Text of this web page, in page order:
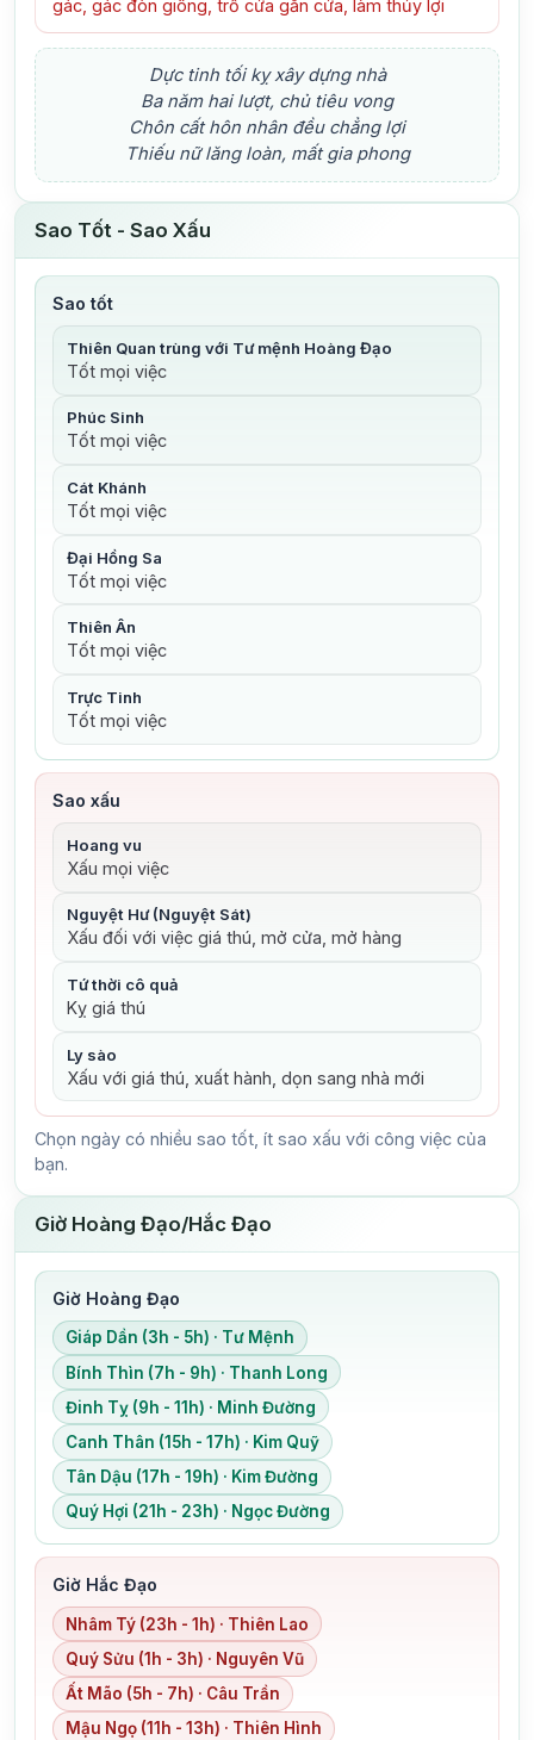
gác, gác đòn giông, trổ cửa gắn cửa, làm thủy lợi
Dực tinh tối kỵ xây dựng nhà
Ba năm hai lượt, chủ tiêu vong
Chôn cất hôn nhân đều chẳng lợi
Thiếu nữ lăng loàn, mất gia phong
Sao Tốt - Sao Xấu
Sao tốt
Thiên Quan trùng với Tư mệnh Hoàng Đạo
Tốt mọi việc
Phúc Sinh
Tốt mọi việc
Cát Khánh
Tốt mọi việc
Đại Hồng Sa
Tốt mọi việc
Thiên Ân
Tốt mọi việc
Trực Tinh
Tốt mọi việc
Sao xấu
Hoang vu
Xấu mọi việc
Nguyệt Hư (Nguyệt Sát)
Xấu đối với việc giá thú, mở cửa, mở hàng
Tứ thời cô quả
Kỵ giá thú
Ly sào
Xấu với giá thú, xuất hành, dọn sang nhà mới
Chọn ngày có nhiều sao tốt, ít sao xấu với công việc của
bạn.
Giờ Hoàng Đạo/Hắc Đạo
Giờ Hoàng Đạo
Giáp Dần (3h - 5h) · Tư Mệnh
Bính Thìn (7h - 9h) · Thanh Long
Đinh Tỵ (9h - 11h) · Minh Đường
Canh Thân (15h - 17h) · Kim Quỹ
Tân Dậu (17h - 19h) · Kim Đường
Quý Hợi (21h - 23h) · Ngọc Đường
Giờ Hắc Đạo
Nhâm Tý (23h - 1h) · Thiên Lao
Quý Sửu (1h - 3h) · Nguyên Vũ
Ất Mão (5h - 7h) · Câu Trần
Mậu Ngọ (11h - 13h) · Thiên Hình